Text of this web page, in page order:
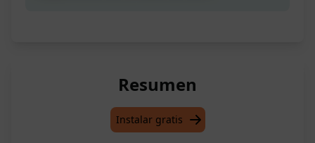
Resumen
Instalar gratis